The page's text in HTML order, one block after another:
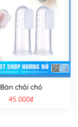
Bàn chải chó
45.000₫